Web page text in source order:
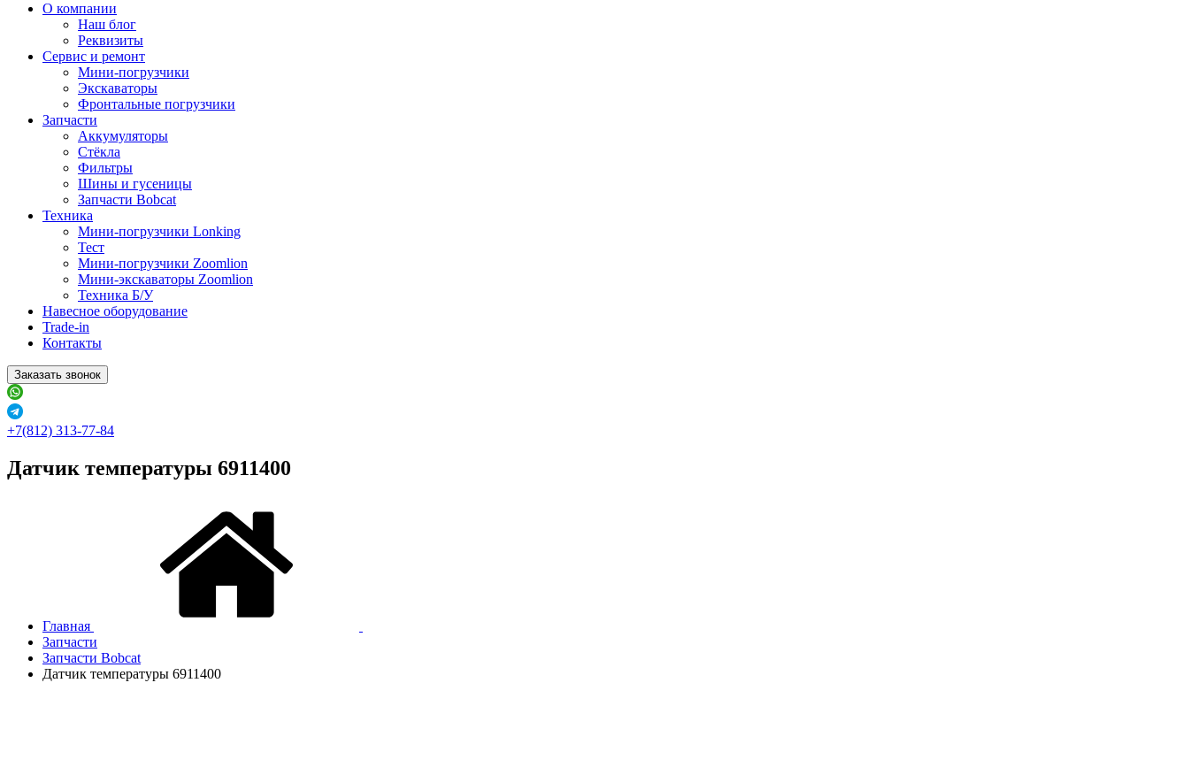
О компании
Наш блог
Реквизиты
Сервис и ремонт
Мини-погрузчики
Экскаваторы
Фронтальные погрузчики
Запчасти
Аккумуляторы
Стёкла
Фильтры
Шины и гусеницы
Запчасти Bobcat
Техника
Мини-погрузчики Lonking
Тест
Мини-погрузчики Zoomlion
Мини-экскаваторы Zoomlion
Техника Б/У
Навесное оборудование
Trade-in
Контакты
Заказать звонок
+7(812) 313-77-84
Датчик температуры 6911400
Главная
Запчасти
Запчасти Bobcat
Датчик температуры 6911400